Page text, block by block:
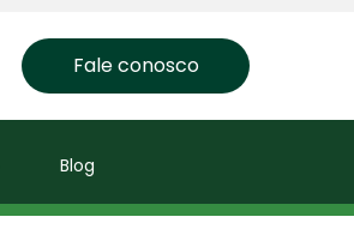
Fale conosco
Blog